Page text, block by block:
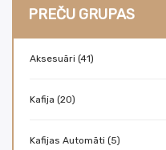
PREČU GRUPAS
Aksesuāri (41)
Kafija (20)
Kafijas Automāti (5)